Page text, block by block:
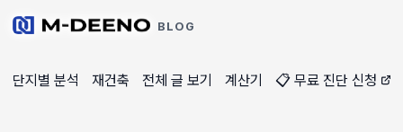
BLOG
단지별 분석 재건축 전체 글 보기 계산기 📋 무료 진단 신청